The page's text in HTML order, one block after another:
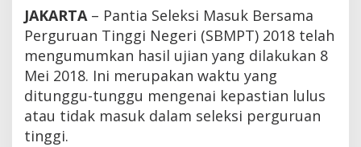
T
N
2
0
1
8
B
JAKARTA – Pantia Seleksi Masuk Bersama
Perguruan Tinggi Negeri (SBMPT) 2018 telah
mengumumkan hasil ujian yang dilakukan 8
Mei 2018. Ini merupakan waktu yang
ditunggu-tunggu mengenai kepastian lulus
atau tidak masuk dalam seleksi perguruan
tinggi.